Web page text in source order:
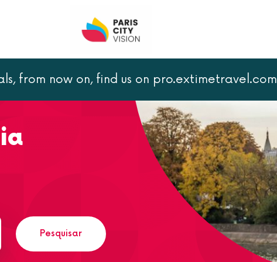
from now on, find us on pro.extimetravel.com
durante o dia
Pesquisar